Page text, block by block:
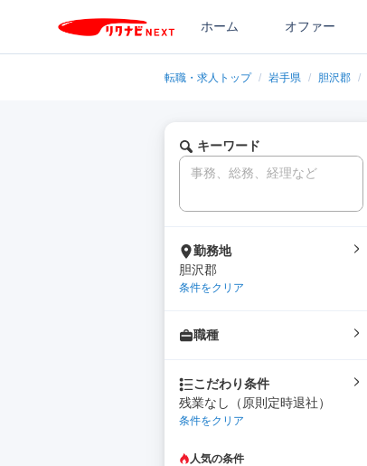
ホーム オファー
転職・求人トップ / 岩手県 / 胆沢郡 /
キーワード
勤務地
胆沢郡
条件をクリア
職種
こだわり条件
残業なし（原則定時退社）
条件をクリア
人気の条件